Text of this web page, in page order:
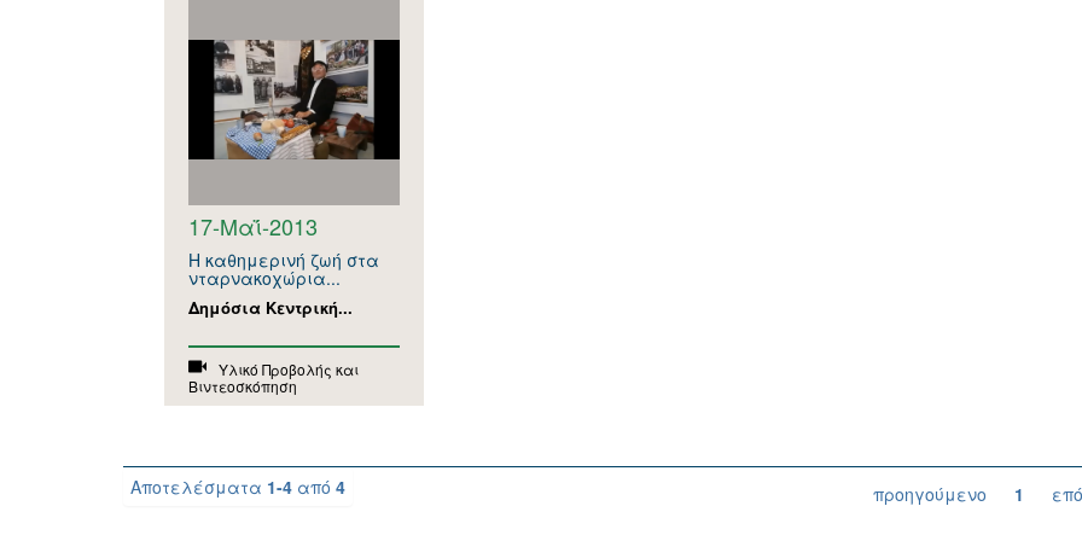
17-Μαΐ-2013
Η καθημερινή ζωή στα
νταρνακοχώρια...
Δημόσια Κεντρική...
Υλικό Προβολής και
Βιντεοσκόπηση
Αποτελέσματα 1-4 από 4 προηγούμενο 1